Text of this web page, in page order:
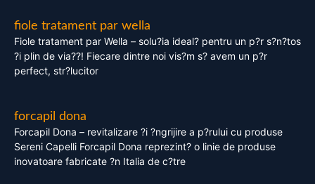
fiole tratament par wella
Fiole tratament par Wella – solu?ia ideal? pentru un p?r s?n?tos
?i plin de via??! Fiecare dintre noi vis?m s? avem un p?r
perfect, str?lucitor
forcapil dona
Forcapil Dona – revitalizare ?i ?ngrijire a p?rului cu produse
Sereni Capelli Forcapil Dona reprezint? o linie de produse
inovatoare fabricate ?n Italia de c?tre